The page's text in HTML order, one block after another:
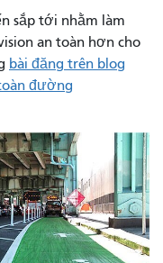
sắp tới nhằm làm
an toàn hơn cho
bài đăng trên blog
đường